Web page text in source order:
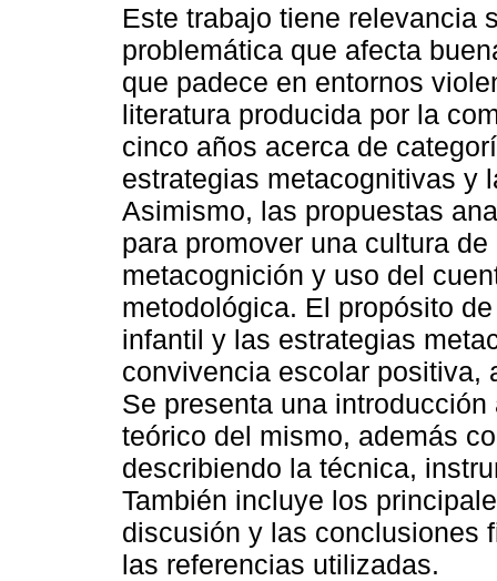
Este trabajo tiene relevancia
problemática que afecta
que padece en entornos
literatura producida por la
cinco años acerca de
estrategias metacognitivas y
Asimismo, las propuestas
para promover una cultura
metacognición y uso del
metodológica. El propósito
infantil y las estrategias
convivencia escolar positiva,
Se presenta una
teórico del mismo, además
describiendo la técnica,
También incluye los
discusión y las conclusiones
las referencias utilizadas.